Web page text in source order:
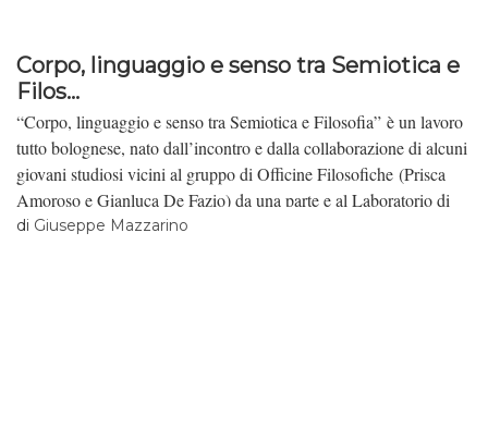
Corpo, linguaggio e senso tra Semiotica e
Filos...
“Corpo, linguaggio e senso tra Semiotica e Filosofia” è un lavoro
tutto bolognese, nato dall’incontro e dalla collaborazione di alcuni
giovani studiosi vicini al gruppo di Officine Filosofiche (Prisca
Amoroso e Gianluca De Fazio) da una parte e al Laboratorio di
Etnosemiotica (Riccardo Giannini e Edoardo Lucatti) dall’altra.
di Giuseppe Mazzarino